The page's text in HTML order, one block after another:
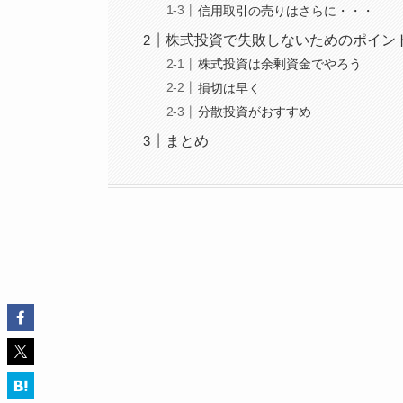
信用取引の売りはさらに・・・
株式投資で失敗しないためのポイン
株式投資は余剰資金でやろう
損切は早く
分散投資がおすすめ
まとめ